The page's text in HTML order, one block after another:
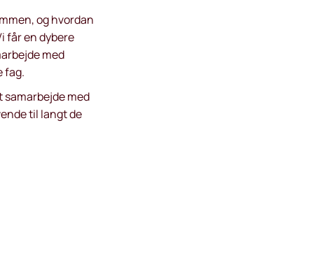
og hvordan
får en dybere
med
fag.
med
til langt de